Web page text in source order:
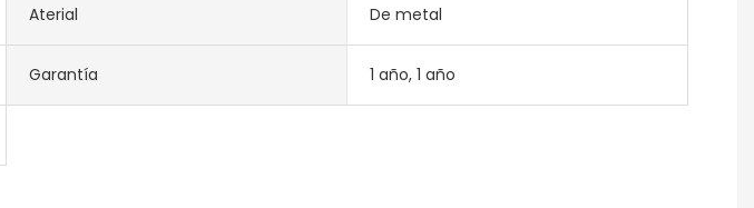
Aterial De metal
Garantía 1 año, 1 año